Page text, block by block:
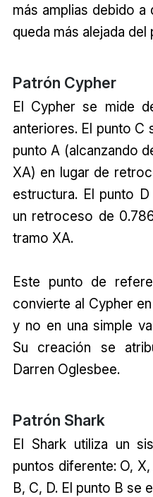
más amplias debido
queda más alejada
Patrón Cypher
El Cypher se mide
anteriores. El punto C
punto A (alcanzando
XA) en lugar de
estructura. El punto
un retroceso de
tramo XA.
Este punto de
convierte al Cypher
y no en una simple
Su creación se
Darren Oglesbee.
Patrón Shark
El Shark utiliza un
puntos diferente: O,
B, C, D. El punto B se